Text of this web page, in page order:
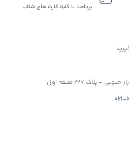
پرداخت با کلیه کارت های شتاب
- پلاک 227 طبقه اول
021-